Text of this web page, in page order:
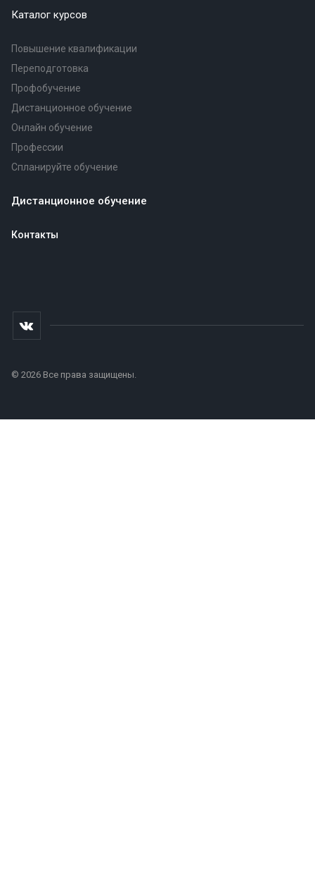
Каталог курсов
Повышение квалификации
Переподготовка
Профобучение
Дистанционное обучение
Онлайн обучение
Профессии
Спланируйте обучение
Дистанционное обучение
Контакты
© 2026 Все права защищены.